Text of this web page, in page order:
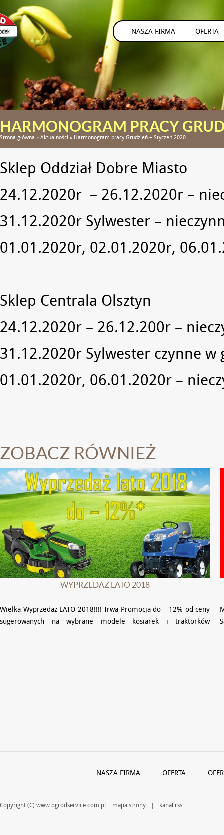
NASZA FIRMA OFERTA
HARMONOGRAM PRACY
Strona główna » Aktualności » Harmonogram pracy Grudzień – Styczeń 2020
Sklep Oddział Dobre Miasto
24.12.2020r – 26.12.2020r –
31.12.2020r Sylwester –
01.01.2020r, 02.01.2020r,
Sklep Centrala Olsztyn
24.12.2020r – 26.12.200r –
31.12.2020r Sylwester czynne
01.01.2020r, 06.01.2020r –
ZOBACZ RÓWNIEŻ
WYPRZEDAŻ LATO 2018
Wielka Wyprzedaż LATO 2018!!!! Trwa Promocja do – 12% od ceny
sugerowanych na wybrane modele kosiarek i traktorków
NASZA FIRMA OFERTA
Copyright (C) www.ogrodservice.com.pl mapa strony | kanał rss